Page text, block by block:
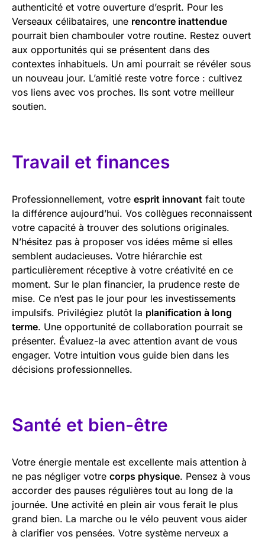
authenticité et votre ouverture d’esprit. Pour les
Verseaux célibataires, une rencontre inattendue
pourrait bien chambouler votre routine. Restez ouvert
aux opportunités qui se présentent dans des
contextes inhabituels. Un ami pourrait se révéler sous
un nouveau jour. L’amitié reste votre force : cultivez
vos liens avec vos proches. Ils sont votre meilleur
soutien.
Travail et finances
Professionnellement, votre esprit innovant fait toute
la différence aujourd’hui. Vos collègues reconnaissent
votre capacité à trouver des solutions originales.
N’hésitez pas à proposer vos idées même si elles
semblent audacieuses. Votre hiérarchie est
particulièrement réceptive à votre créativité en ce
moment. Sur le plan financier, la prudence reste de
mise. Ce n’est pas le jour pour les investissements
impulsifs. Privilégiez plutôt la planification à long
terme. Une opportunité de collaboration pourrait se
présenter. Évaluez-la avec attention avant de vous
engager. Votre intuition vous guide bien dans les
décisions professionnelles.
Santé et bien-être
Votre énergie mentale est excellente mais attention à
ne pas négliger votre corps physique. Pensez à vous
accorder des pauses régulières tout au long de la
journée. Une activité en plein air vous ferait le plus
grand bien. La marche ou le vélo peuvent vous aider
à clarifier vos pensées. Votre système nerveux a